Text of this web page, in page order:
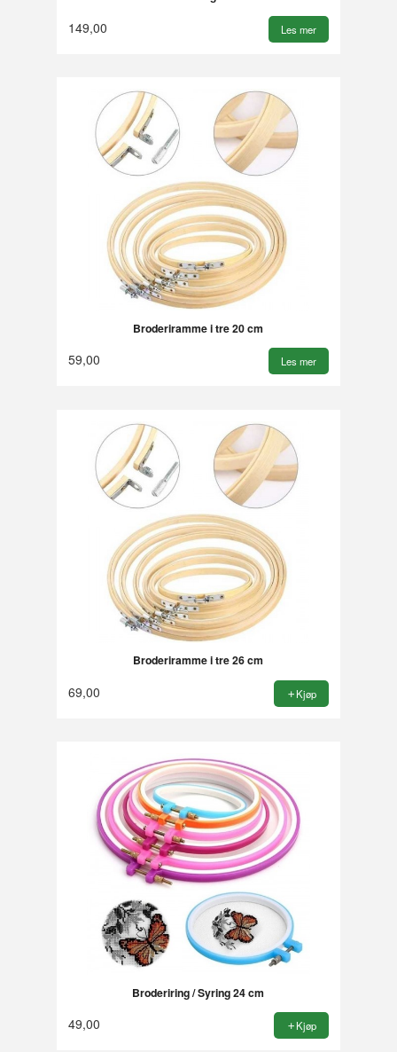
149,00 Les mer
Broderiramme i tre 20 cm
59,00 Les mer
Broderiramme i tre 26 cm
69,00 Kjøp
Broderiring / Syring 24 cm
49,00 Kjøp